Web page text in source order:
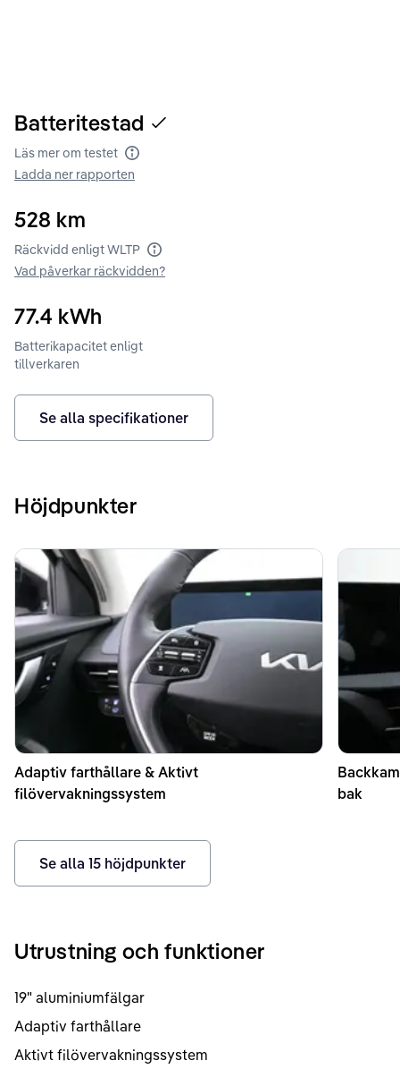
Batteritestad
Läs mer om testet Batteritest
Ladda ner rapporten
528 km
Räckvidd enligt WLTP Räckvidd enligt WLTP
Vad påverkar räckvidden?
77.4 kWh
Batterikapacitet enligt
tillverkaren
Se alla specifikationer
Höjdpunkter
Adaptiv farthållare & Aktivt
filövervakningssystem
bak
Se alla 15 höjdpunkter
Utrustning och funktioner
19" aluminiumfälgar
Adaptiv farthållare
Aktivt filövervakningssystem